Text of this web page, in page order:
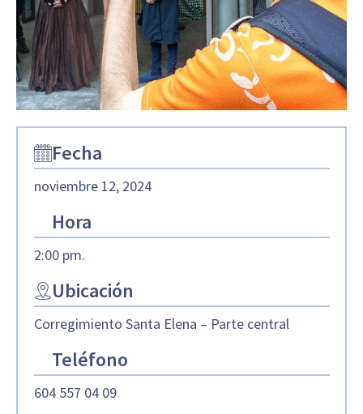
Fecha
noviembre 12, 2024
Hora
2:00 pm.
Ubicación
Corregimiento Santa Elena – Parte central
Teléfono
604 557 04 09